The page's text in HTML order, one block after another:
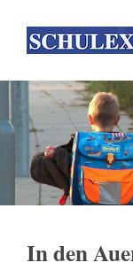
content
In den